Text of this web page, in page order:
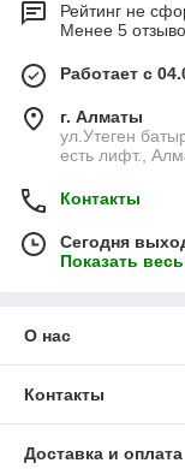
Рейтинг не
Менее 5
Работает с
г. Алматы
ул.Утеген
есть лифт.,
Контакты
Сегодня
Показать
О нас
Контакты
Доставка и оплата